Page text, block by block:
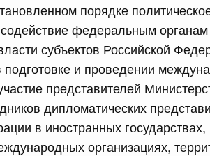
порядке
федеральным органам
субъектов Российской
подготовке и проведении
представителей
дипломатических
в иностранных
организациях,
Федерации от 22.07.2026 г. №
Российской Федерации от 28
Федерации от 22.07.2026 г. №
Российской Федерации